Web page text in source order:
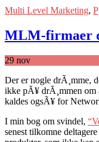
Multi Level Marketing,
MLM-firmaer
29 nov
Der er nogle drÃ¸mme,
ikke pÃ¥ drÃ¸mmen
kaldes ogsÃ¥ for
I min bog om svindel,
senest tilkomne